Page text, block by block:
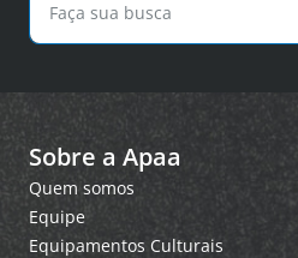
Sobre a Apaa
Quem somos
Equipe
Equipamentos Culturais